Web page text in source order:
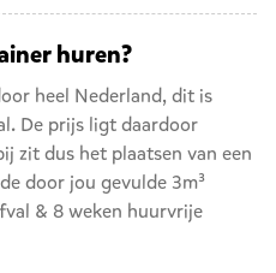
huren?
heel Nederland, dit is
De prijs ligt daardoor
zit dus het plaatsen van een
door jou gevulde 3m³
& 8 weken huurvrije